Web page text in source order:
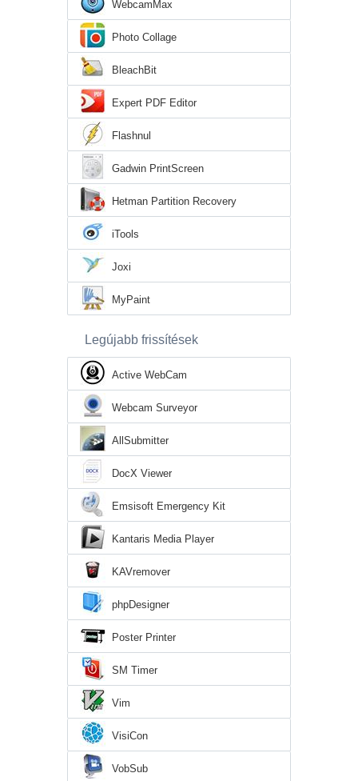
WebcamMax
Photo Collage
BleachBit
Expert PDF Editor
Flashnul
Gadwin PrintScreen
Hetman Partition Recovery
iTools
Joxi
MyPaint
Legújabb frissítések
Active WebCam
Webcam Surveyor
AllSubmitter
DocX Viewer
Emsisoft Emergency Kit
Kantaris Media Player
KAVremover
phpDesigner
Poster Printer
SM Timer
Vim
VisiCon
VobSub